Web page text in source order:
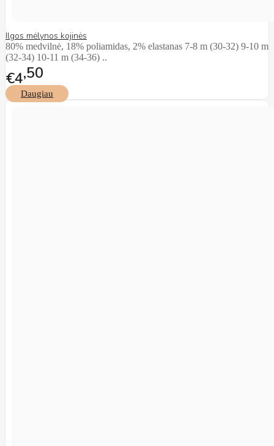
Ilgos mėlynos kojinės
80% medvilnė, 18% poliamidas, 2% elastanas 7-8 m (30-32) 9-10 m
(32-34) 10-11 m (34-36) ..
€4 50
Daugiau